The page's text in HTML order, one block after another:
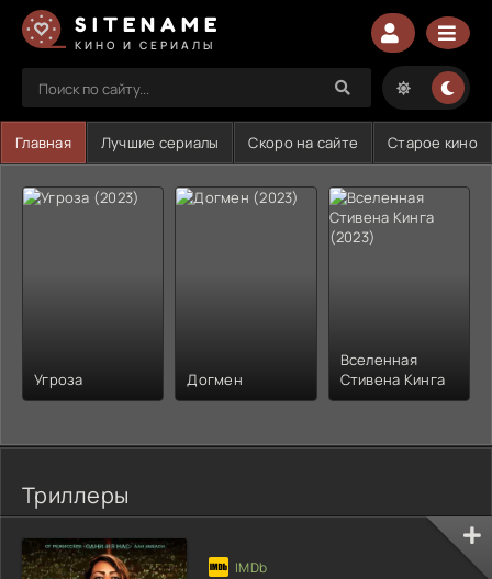
SITENAME
КИНО И СЕРИАЛЫ
Главная Лучшие сериалы Скоро на сайте Старое кино
Угроза Догмен
Вселенная
Стивена Кинга
Триллеры